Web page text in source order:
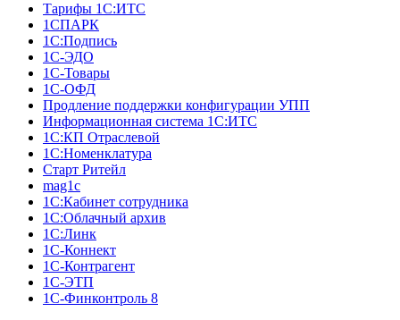
Тарифы 1С:ИТС
1СПАРК
1С:Подпись
1С-ЭДО
1С-Товары
1С-ОФД
Продление поддержки конфигурации УПП
Информационная система 1С:ИТС
1С:КП Отраслевой
1С:Номенклатура
Старт Ритейл
mag1c
1С:Кабинет сотрудника
1С:Облачный архив
1С:Линк
1С-Коннект
1С-Контрагент
1С-ЭТП
1С-Финконтроль 8